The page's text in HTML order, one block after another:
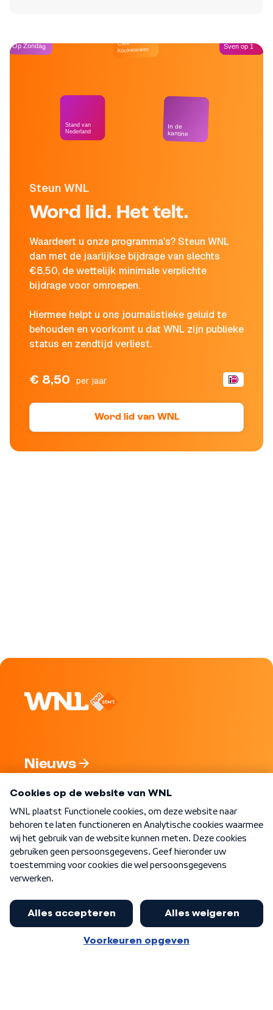
Steun WNL
Word lid. Het telt.
Waardeert u onze programma's? Steun WNL
dan met de jaarlijkse bijdrage van slechts
€8,50, de wettelijk minimale verplichte
bijdrage voor omroepen.
Hiermee helpt u ons journalistieke geluid te
behouden en voorkomt u dat WNL zijn publieke
status en zendtijd verliest.
€ 8,50 per jaar
Word lid van WNL
Op Zondag
Stand van
Nederland
Café
Kockelmann
In de
kantine
Sven op 1
Nieuws
Nieuwsbrief
Word Lid